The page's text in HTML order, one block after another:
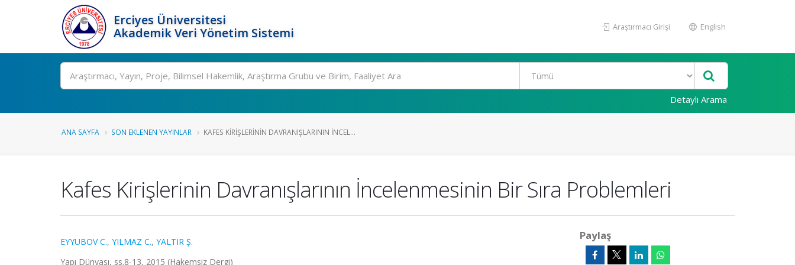
Erciyes Üniversitesi
Akademik Veri Yönetim Sistemi
Araştırmacı Girişi English
Ara
Detaylı Arama
ANA SAYFA SON EKLENEN YAYINLAR KAFES KIRIŞLERININ DAVRANIŞLARININ İNCEL...
Kafes Kirişlerinin Davranışlarının İncelenmesinin Bir Sıra Problemleri
EYYUBOV C., YILMAZ C., YALTIR Ş.
Yapı Dünyası, ss.8-13, 2015 (Hakemsiz Dergi)
Paylaş